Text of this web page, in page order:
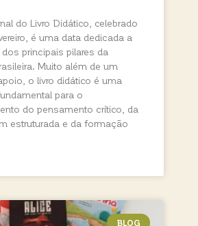
do Livro Didático, celebrado
é uma data dedicada a
principais pilares da
Muito além de um
o livro didático é uma
para o
do pensamento crítico, da
estruturada e da formação
BLOG